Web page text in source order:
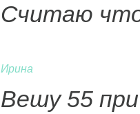
Считаю
Ирина
Вешу 55